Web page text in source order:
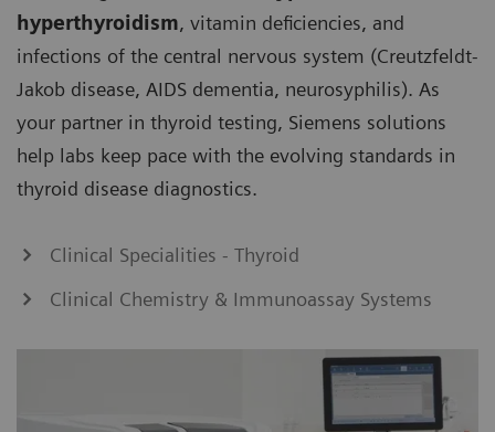
hyperthyroidism, vitamin deficiencies, and
infections of the central nervous system (Creutzfeldt-
Jakob disease, AIDS dementia, neurosyphilis). As
your partner in thyroid testing, Siemens solutions
help labs keep pace with the evolving standards in
thyroid disease diagnostics.
Clinical Specialities - Thyroid
Clinical Chemistry & Immunoassay Systems